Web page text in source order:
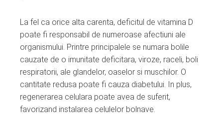
La fel ca orice alta carenta, deficitul de vitamina D
poate fi responsabil de numeroase afectiuni ale
organismului. Printre principalele se numara bolile
cauzate de o imunitate deficitara, viroze, raceli, boli
respiratorii, ale glandelor, oaselor si muschilor. O
cantitate redusa poate fi cauza diabetului. In plus,
regenerarea celulara poate avea de suferit,
favorizand instalarea celulelor bolnave.